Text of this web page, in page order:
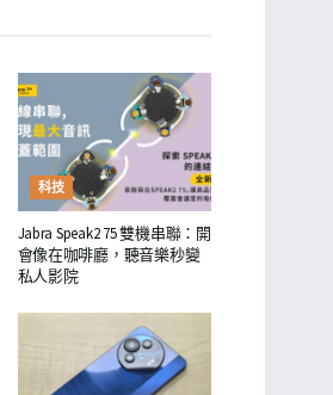
科技
Jabra Speak2 75 雙機串聯：開
會像在咖啡廳，聽音樂秒變
私人影院